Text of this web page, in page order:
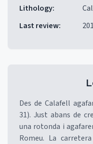
Lithology:
Last review:
Des de Calafell
31). Just abans de
una rotonda i
Romeu. La